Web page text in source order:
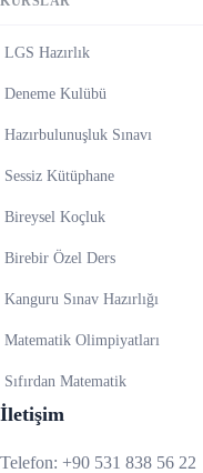
LGS Hazırlık
Deneme Kulübü
Hazırbulunuşluk Sınavı
Sessiz Kütüphane
Bireysel Koçluk
Birebir Özel Ders
Kanguru Sınav Hazırlığı
Matematik Olimpiyatları
Sıfırdan Matematik
İletişim
Telefon: +90 531 838 56 22